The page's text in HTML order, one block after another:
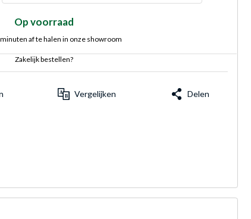
Op voorraad
af te halen in onze showroom
Zakelijk bestellen?
Vergelijken Delen